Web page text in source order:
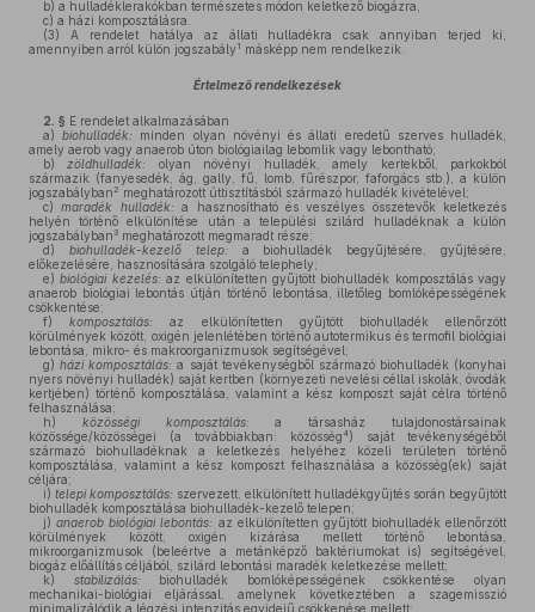
b) a hulladéklerakókban természetes módon keletkező biogázra,
c) a házi komposztálásra.
(3) A rendelet hatálya az állati hulladékra csak annyiban terjed ki,
amennyiben arról külön jogszabály 1 másképp nem rendelkezik.
Értelmező rendelkezések
2. § E rendelet alkalmazásában
a)
biohulladék:
minden olyan növényi és állati eredetű szerves hulladék,
amely aerob vagy anaerob úton biológiailag lebomlik vagy lebontható;
b)
zöldhulladék:
olyan növényi hulladék, amely kertekből, parkokból
származik (fanyesedék, ág, gally, fű, lomb, fűrészpor, faforgács stb.), a külön
jogszabályban 2 meghatározott úttisztításból származó hulladék kivételével;
c)
maradék hulladék: a hasznosítható és veszélyes összetevők keletkezés
helyén történő elkülönítése után a települési szilárd hulladéknak a külön
jogszabályban 3 meghatározott megmaradt része;
d)
biohulladék-kezelő telep: a biohulladék begyűjtésére, gyűjtésére,
előkezelésére, hasznosítására szolgáló telephely;
e) biológiai kezelés: az elkülönítetten gyűjtött biohulladék komposztálás vagy
anaerob biológiai lebontás útján történő lebontása, illetőleg bomlóképességének
csökkentése;
f)
komposztálás: az elkülönítetten gyűjtött biohulladék ellenőrzött
körülmények között, oxigén jelenlétében történő autotermikus és termofil biológiai
lebontása, mikro- és makroorganizmusok segítségével;
g) házi komposztálás: a saját tevékenységből származó biohulladék (konyhai
nyers növényi hulladék) saját kertben (környezeti nevelési céllal iskolák, óvodák
kertjében) történő komposztálása, valamint a kész komposzt saját célra történő
felhasználása;
h)
közösségi komposztálás: a társasház tulajdonostársainak
közössége/közösségei (a továbbiakban: közösség4) saját tevékenységéből
származó biohulladéknak a keletkezés helyéhez közeli területen történő
komposztálása, valamint a kész komposzt felhasználása a közösség(ek) saját
céljára;
i) telepi komposztálás: szervezett, elkülönített hulladékgyűjtés során begyűjtött
biohulladék komposztálása biohulladék-kezelő telepen;
j) anaerob biológiai lebontás: az elkülönítetten gyűjtött biohulladék ellenőrzött
körülmények között, oxigén kizárása mellett történő lebontása,
mikroorganizmusok (beleértve a metánképző baktériumokat is) segítségével,
biogáz előállítás céljából, szilárd lebontási maradék keletkezése mellett;
k)
stabilizálás: biohulladék bomlóképességének csökkentése olyan
mechanikai-biológiai eljárással, amelynek következtében a szagemisszió
minimalizálódik a légzési intenzitás egyidejű csökkenése mellett;